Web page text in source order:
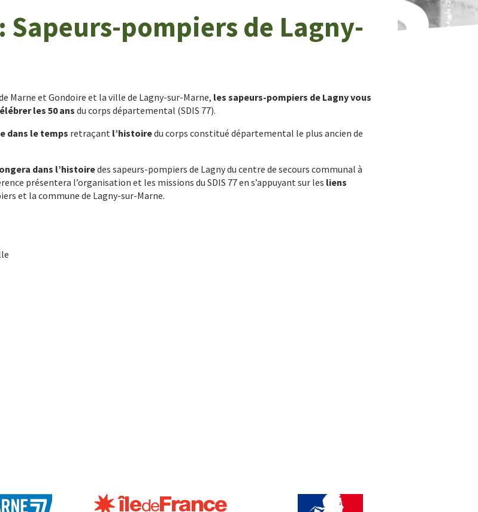
Sapeurs-pompiers de Lagny-
Marne et Gondoire et la ville de Lagny-sur-Marne, les sapeurs-pompiers de Lagny vous
les 50 ans du corps départemental (SDIS 77).
dans le temps retraçant l’histoiredu corps constitué départemental le plus ancien de
dans l’histoiredes sapeurs-pompiers de Lagny du centre de secours communal à
présentera l’organisation et les missions du SDIS 77 en s’appuyant sur les liens
et la commune de Lagny-sur-Marne.